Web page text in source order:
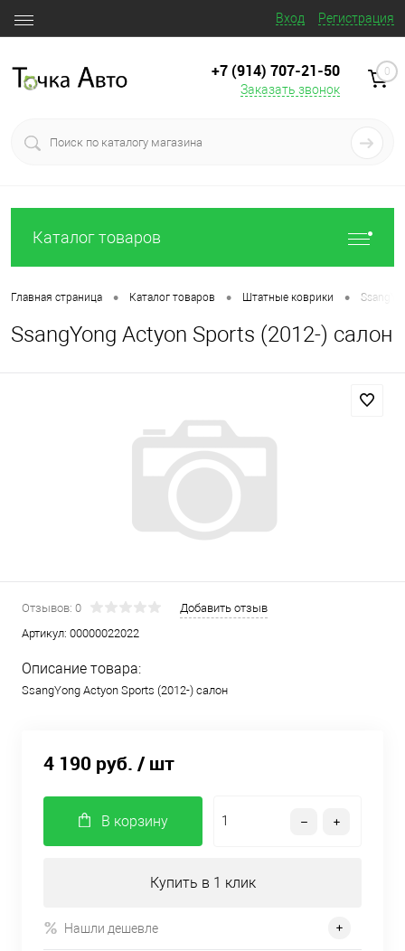
Вход Регистрация
+7 (914) 707‒21‒50
Заказать звонок
0
Каталог товаров
Главная страница • Каталог товаров • Штатные коврики •
SsangYong Actyon Sports (2012-) салон
Отзывов: 0
Добавить отзыв
Артикул: 00000022022
Описание товара:
SsangYong Actyon Sports (2012-) салон
4 190 руб. / шт
В корзину
Купить в 1 клик
Нашли дешевле